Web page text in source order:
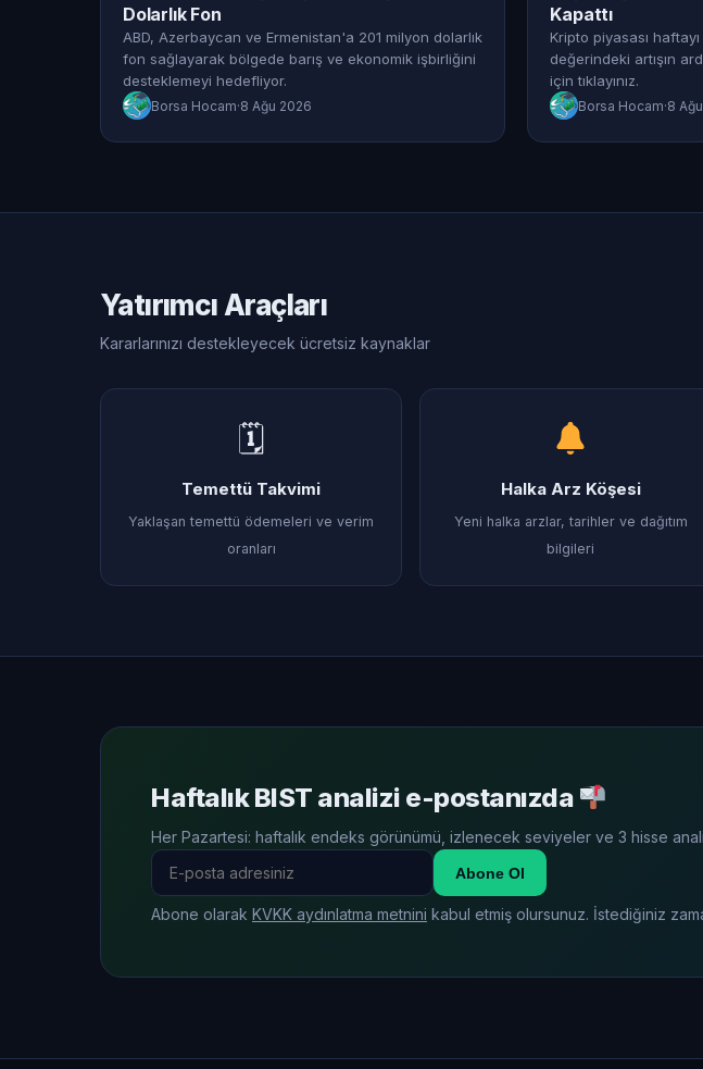
Dolarlık Fon
ABD, Azerbaycan ve Ermenistan'a 201 milyon dolarlık
fon sağlayarak bölgede barış ve ekonomik işbirliğini
desteklemeyi hedefliyor.
Borsa Hocam·8 Ağu 2026
Kapattı
Kripto piyasası
değerindeki artışın
için tıklayınız.
Borsa Hocam·8
Yatırımcı Araçları
Kararlarınızı destekleyecek ücretsiz kaynaklar
🗓
Temettü Takvimi
Yaklaşan temettü ödemeleri ve verim
oranları
Halka Arz Köşesi
Yeni halka arzlar, tarihler ve dağıtım
bilgileri
Haftalık BIST analizi e-postanızda
Her Pazartesi: haftalık endeks görünümü, izlenecek seviyeler ve 3 hisse
Abone Ol
Abone olarak KVKK aydınlatma metnini kabul etmiş olursunuz. İstediğiniz